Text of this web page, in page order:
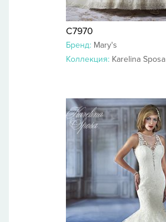
C7970
Бренд: Mary's
Коллекция: Karelina Sposa